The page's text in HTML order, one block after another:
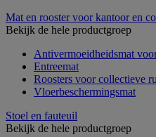
Mat en rooster voor kantoor en
Bekijk de hele productgroep
Antivermoeidheidsmat
Entreemat
Roosters voor collectieve
Vloerbeschermingsmat
Stoel en fauteuil
Bekijk de hele productgroep